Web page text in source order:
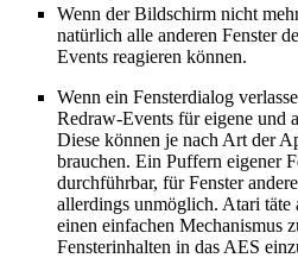
Wenn der Bildschirm nicht
natürlich alle anderen Fenster
Events reagieren können.
Wenn ein Fensterdialog
Redraw-Events für eigene und
Diese können je nach Art der
brauchen. Ein Puffern eigener
durchführbar, für Fenster
allerdings unmöglich. Atari täte
einen einfachen Mechanismus
Fensterinhalten in das AES